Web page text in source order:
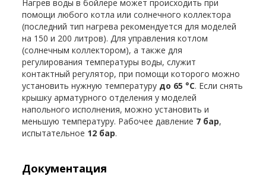
Нагрев воды в бойлере может происходить при
помощи любого котла или солнечного коллектора
(последний тип нагрева рекомендуется для моделей
на 150 и 200 литров). Для управления котлом
(солнечным коллектором), а также для
регулирования температуры воды, служит
контактный регулятор, при помощи которого можно
установить нужную температуру до 65 °С. Если снять
крышку арматурного отделения у моделей
напольного исполнения, можно установить и
меньшую температуру. Рабочее давление 7 бар,
испытательное 12 бар.
Документация